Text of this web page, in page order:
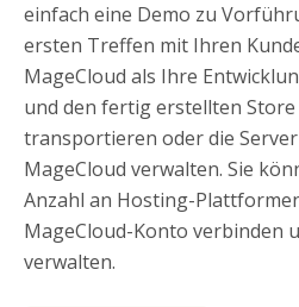
einfach eine Demo zu
ersten Treffen mit Ihren
MageCloud als Ihre
und den fertig erstellten
transportieren oder die
MageCloud verwalten. Sie
Anzahl an Hosting-
MageCloud-Konto verbinden
verwalten.